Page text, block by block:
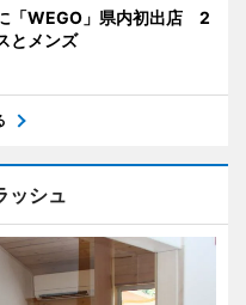
「WEGO」県内初出店 2
とメンズ
ッシュ